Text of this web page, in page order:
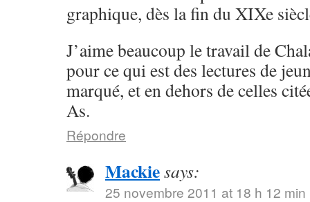
graphique, dès la fin du XIXe
J’aime beaucoup le travail de
pour ce qui est des lectures de
marqué, et en dehors de celles
As.
Répondre
Mackiesays:
25 novembre 2011 at 18 h 12 min